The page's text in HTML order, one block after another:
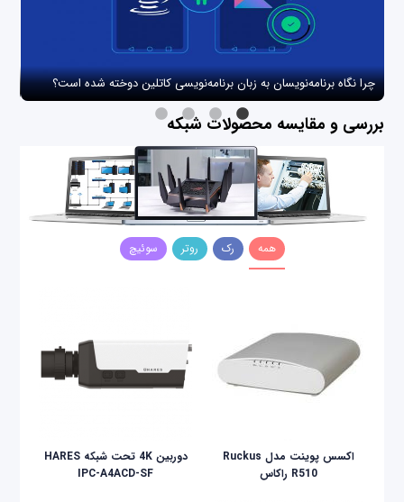
چرا نگاه برنامه‌نویسان به زبان برنامه‌نویسی کاتلین دوخته شده است؟
بررسی و مقایسه محصولات شبکه
همه رک روتر سوئیچ
اکسس پوینت مدل Ruckus
R510 راکاس
دوربین 4K تحت شبکه HARES
IPC-A4ACD-SF